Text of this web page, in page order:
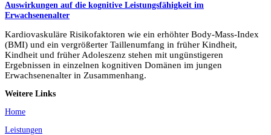
Auswirkungen auf die kognitive Leistungsfähigkeit im
Erwachsenenalter
Kardiovaskuläre Risikofaktoren wie ein erhöhter Body-Mass-Index
(BMI) und ein vergrößerter Taillenumfang in früher Kindheit,
Kindheit und früher Adoleszenz stehen mit ungünstigeren
Ergebnissen in einzelnen kognitiven Domänen im jungen
Erwachsenenalter in Zusammenhang.
Weitere Links
Home
Leistungen